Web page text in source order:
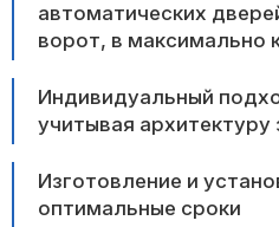
автоматических
ворот, в максимально
Индивидуальный
учитывая архитектуру
Изготовление и
оптимальные сроки